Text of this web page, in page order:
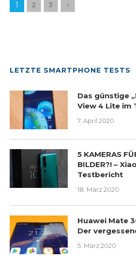
1 2 3
LETZTE SMARTPHONE TESTS
Das günstige
View 4 Lite im
7. April 2020
5 KAMERAS
BILDER?! –
Testbericht
18. März 2020
Huawei Mate
Der
5. März 2020